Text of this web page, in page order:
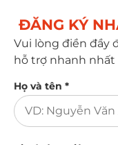
ĐĂNG KÝ
Vui lòng điền đầy
hỗ trợ nhanh
Họ và tên *